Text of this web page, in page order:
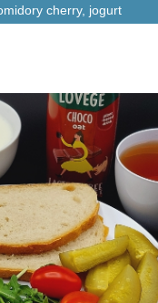
cherry, jogurt